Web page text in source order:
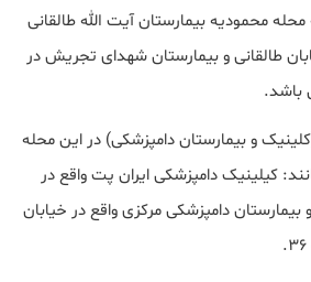
محمودیه بیمارستان آیت الله طالقانی
طالقانی و بیمارستان شهدای تجریش در
باشد.
و بیمارستان دامپزشکی) در این محله
کیلینیک دامپزشکی ایران پت واقع در
دامپزشکی مرکزی واقع در خیابان